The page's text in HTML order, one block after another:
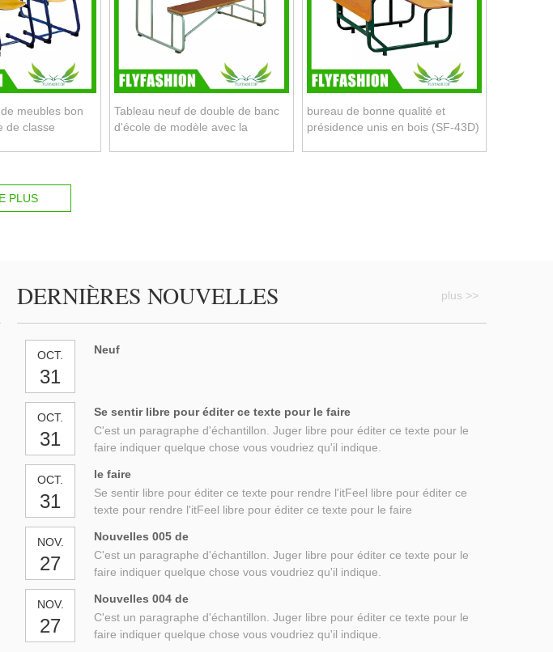
meubles bon
de classe
Tableau neuf de double de banc
d'école de modèle avec la
bureau de bonne qualité et
présidence unis en bois (SF-43D)
PLUS
DERNIÈRES NOUVELLES plus >>
OCT.
31
Neuf
OCT.
31
Se sentir libre pour éditer ce texte pour le faire
C'est un paragraphe d'échantillon. Juger libre pour éditer ce texte pour le
faire indiquer quelque chose vous voudriez qu'il indique.
OCT.
31
le faire
Se sentir libre pour éditer ce texte pour rendre l'itFeel libre pour éditer ce
texte pour rendre l'itFeel libre pour éditer ce texte pour le faire
NOV.
27
Nouvelles 005 de
C'est un paragraphe d'échantillon. Juger libre pour éditer ce texte pour le
faire indiquer quelque chose vous voudriez qu'il indique.
NOV.
27
Nouvelles 004 de
C'est un paragraphe d'échantillon. Juger libre pour éditer ce texte pour le
faire indiquer quelque chose vous voudriez qu'il indique.